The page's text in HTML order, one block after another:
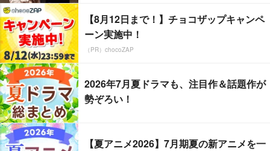
【8月12日まで！】チョコザップキャンペ
ーン実施中！
（PR）chocoZAP
2026年7月夏ドラマも、注目作＆話題作が
勢ぞろい！
【夏アニメ2026】7月期夏の新アニメを一